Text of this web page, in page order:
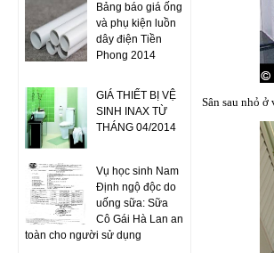
Bảng báo giá ống
và phụ kiện luồn
dây điện Tiền
Phong 2014
GIÁ THIẾT BỊ VỆ
SINH INAX TỪ
THÁNG 04/2014
Vụ học sinh Nam
Định ngộ độc do
uống sữa: Sữa
Cô Gái Hà Lan an
toàn cho người sử dụng
Sân sau nhỏ